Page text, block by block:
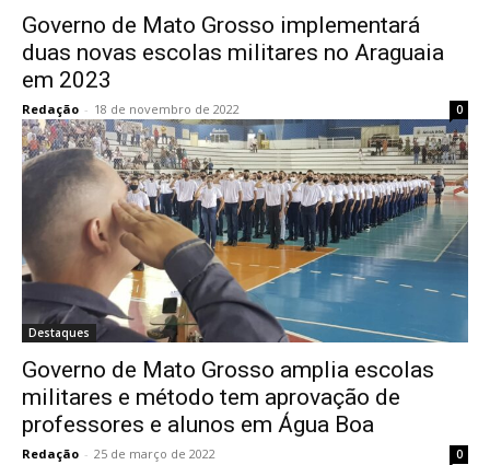
Governo de Mato Grosso implementará
duas novas escolas militares no Araguaia
em 2023
Redação - 18 de novembro de 2022 0
Destaques
Governo de Mato Grosso amplia escolas
militares e método tem aprovação de
professores e alunos em Água Boa
Redação - 25 de março de 2022 0